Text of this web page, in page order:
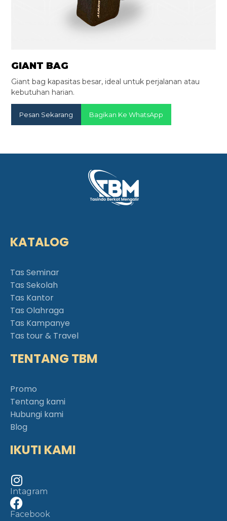
GIANT BAG
Giant bag kapasitas besar, ideal untuk perjalanan atau
kebutuhan harian.
Pesan Sekarang Bagikan Ke WhatsApp
KATALOG
Tas Seminar
Tas Sekolah
Tas Kantor
Tas Olahraga
Tas Kampanye
Tas tour & Travel
TENTANG TBM
Promo
Tentang kami
Hubungi kami
Blog
IKUTI KAMI
Intagram
Facebook